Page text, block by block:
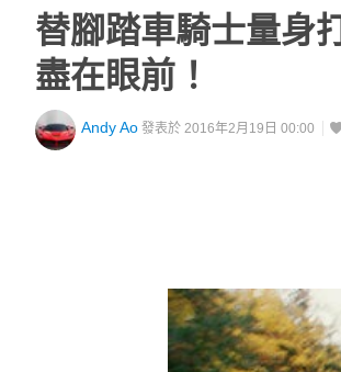
替腳踏車騎士量身
盡在眼前！
Andy Ao 發表於 2016年2月19日 00:00